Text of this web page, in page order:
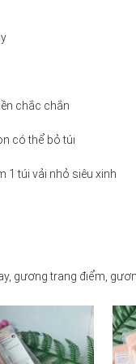
chắc chắn
có thể bỏ túi
1 túi vải nhỏ siêu xinh
gương trang điểm,